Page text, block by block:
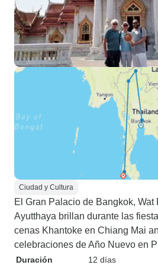
Ciudad y Cultura
El Gran Palacio de Bangkok, Wat
Ayutthaya brillan durante las
cenas Khantoke en Chiang Mai
celebraciones de Año Nuevo en
Duración
12 días